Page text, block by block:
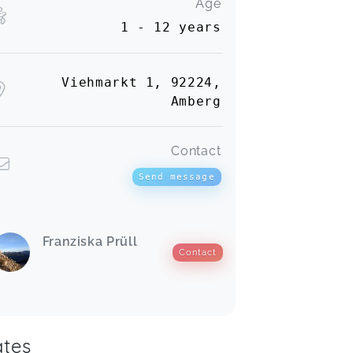
Age
1 - 12 years
Viehmarkt 1, 92224,
Amberg
Contact
Send message
Franziska Prüll
Contact